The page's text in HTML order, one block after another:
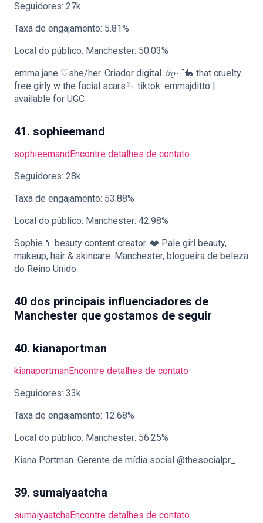
Seguidores: 27k
Taxa de engajamento: 5.81%
Local do público: Manchester: 50.03%
emma jane ♡she/her. Criador digital. 𝜗𝜚‧₊˚🐇 that cruelty
free girly w the facial scars🪡 tiktok: emmajditto |
available for UGC
41. sophieemand
sophieemandEncontre detalhes de contato
Seguidores: 28k
Taxa de engajamento: 53.88%
Local do público: Manchester: 42.98%
Sophie💄 beauty content creator. ❤️ Pale girl beauty,
makeup, hair & skincare. Manchester, blogueira de beleza
do Reino Unido.
40 dos principais influenciadores de
Manchester que gostamos de seguir
40. kianaportman
kianaportmanEncontre detalhes de contato
Seguidores: 33k
Taxa de engajamento: 12.68%
Local do público: Manchester: 56.25%
Kiana Portman. Gerente de mídia social @thesocialpr_
39. sumaiyaatcha
sumaiyaatchaEncontre detalhes de contato